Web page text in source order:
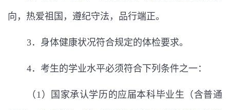
向，热爱祖国，遵纪守法，品行端正。
3．身体健康状况符合规定的体检要求。
4．考生的学业水平必须符合下列条件之一：
（ 1 ）国家承认学历的应届本科毕业生（含普通